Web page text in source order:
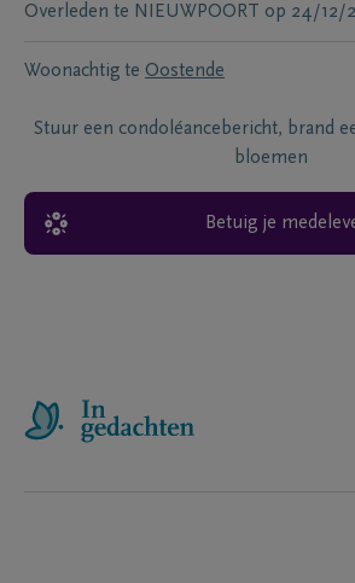
Overleden te NIEUWPOORT op 24/12/
Woonachtig te Oostende
Stuur een condoléancebericht, brand
bloemen
Betuig je